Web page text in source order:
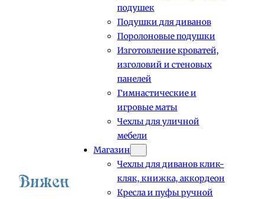
подушек
Подушки для диванов
Поролоновые подушки
Изготовление кроватей,
изголовий и стеновых
панелей
Гимнастические и
игровые маты
Чехлы для уличной
мебели
Магазин
Чехлы для диванов клик-
кляк, книжка, аккордеон
Кресла и пуфы ручной